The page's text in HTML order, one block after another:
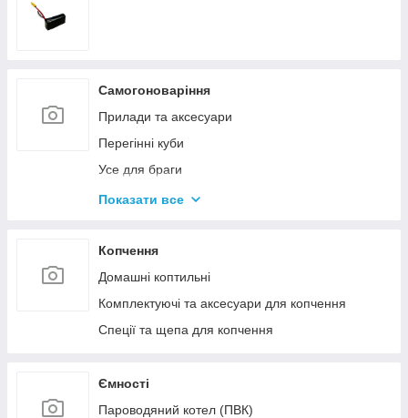
Самогоноваріння
Прилади та аксесуари
Перегінні куби
Усе для браги
Комплектуючі та запчастини
Колони без ємності
Показати все
Копчення
Домашні коптильні
Комплектуючі та аксесуари для копчення
Спеції та щепа для копчення
Ємності
Пароводяний котел (ПВК)